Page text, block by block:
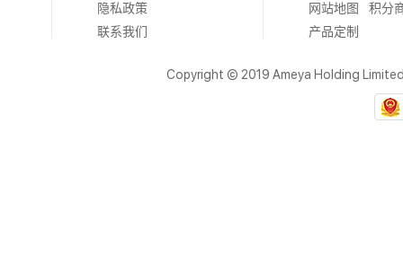
隐私政策
联系我们
网站地图
积分
产品定制
Copyright © 2019 Ameya Holding